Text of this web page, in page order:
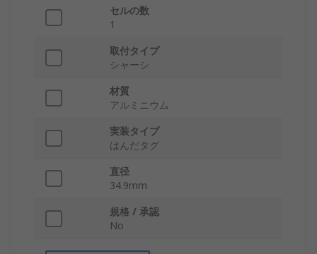
セルの数
1
取付タイプ
シャーシ
材質
アルミニウム
実装タイプ
はんだタグ
直径
34.9mm
規格 / 承認
No